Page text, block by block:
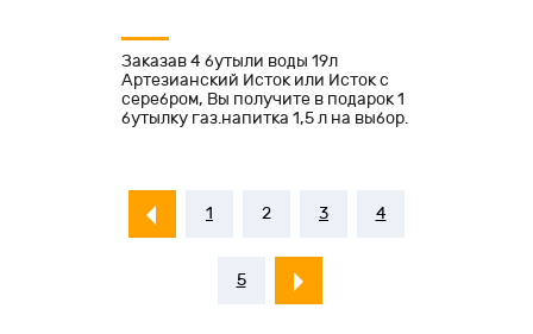
Заказав 4 бутыли воды 19л
Артезианский Исток или Исток с
серебром, Вы получите в подарок 1
бутылку газ.напитка 1,5 л на выбор.
1 2 3 4
5